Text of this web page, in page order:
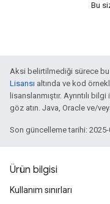
Bu
Aksi belirtilmediği sürece bu
Lisansı altında ve kod
lisanslanmıştır. Ayrıntılı bilgi
göz atın. Java, Oracle ve/
Son güncelleme tarihi: 2025-
Ürün bilgisi
Kullanım sınırları